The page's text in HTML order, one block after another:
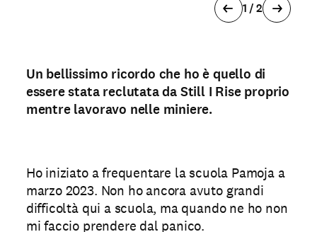
1 / 2
Un bellissimo ricordo che ho è quello di
essere stata reclutata da Still I Rise proprio
mentre lavoravo nelle miniere.
Ho iniziato a frequentare la scuola Pamoja a
marzo 2023. Non ho ancora avuto grandi
difficoltà qui a scuola, ma quando ne ho non
mi faccio prendere dal panico.